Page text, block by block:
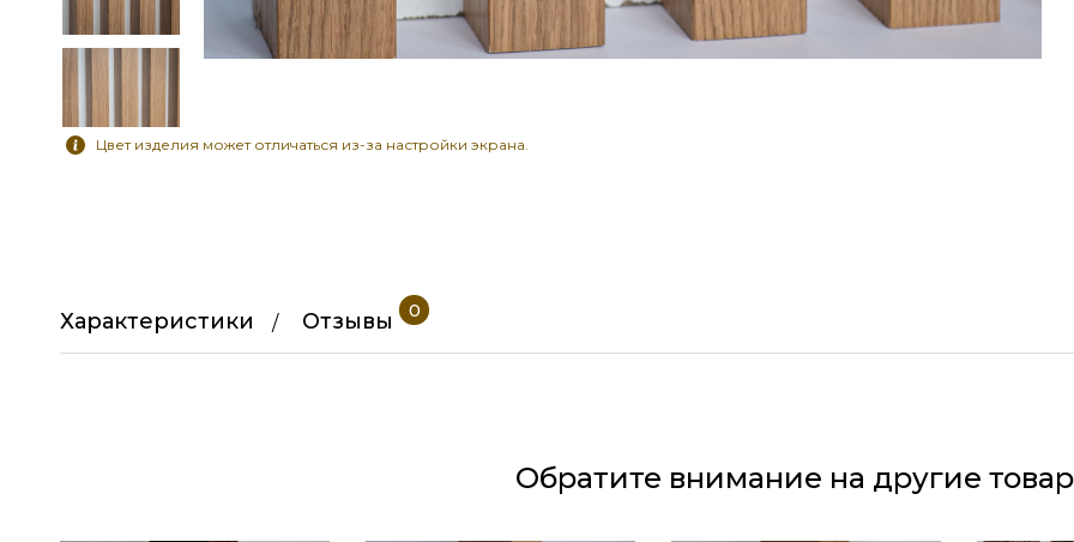
Цвет изделия может отличаться из-за настройки экрана.
Характеристики Отзывы 0
Обратите внимание на другие